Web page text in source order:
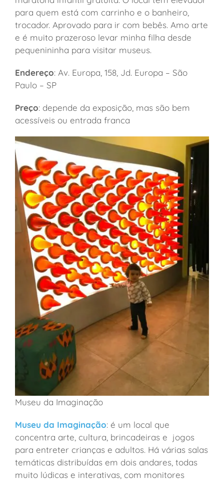
para quem está com carrinho e o banheiro,
trocador. Aprovado para ir com bebês. Amo arte
e é muito prazeroso levar minha filha desde
pequenininha para visitar museus.
Endereço: Av. Europa, 158, Jd. Europa – São
Paulo – SP
Preço: depende da exposição, mas são bem
acessíveis ou entrada franca
Museu da Imaginação
Museu da Imaginação: é um local que
concentra arte, cultura, brincadeiras e jogos
para entreter crianças e adultos. Há várias salas
temáticas distribuídas em dois andares, todas
muito lúdicas e interativas, com monitores